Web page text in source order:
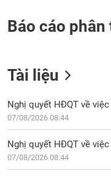
Báo cáo phân
Tài liệu
Nghị quyết HĐQT về
07/08/2026 08:44
Nghị quyết HĐQT về
07/08/2026 08:44